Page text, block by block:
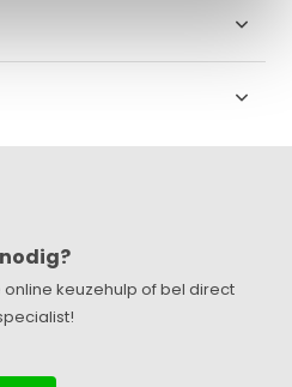
online keuzehulp of bel direct